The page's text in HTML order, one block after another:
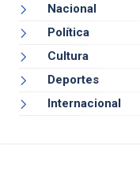
Nacional
Política
Cultura
Deportes
Internacional